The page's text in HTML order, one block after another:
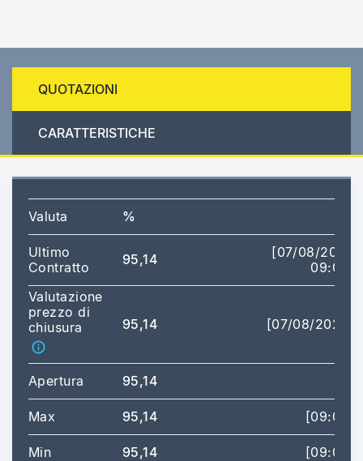
QUOTAZIONI
CARATTERISTICHE
Valuta %
Ultimo
Contratto
95,14
[07/08/2026
09:00]
Valutazione
prezzo di
chiusura
95,14 [07/08/2026]
Apertura 95,14
Max 95,14 [09:00]
Min 95,14 [09:00]